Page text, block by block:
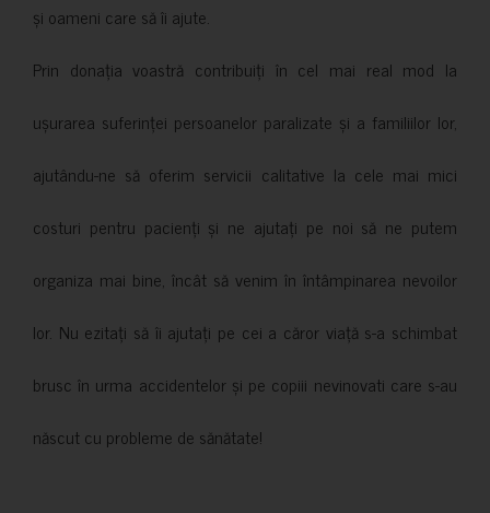
și oameni care să îi ajute.
Prin donația voastră contribuiți în cel mai real mod la
ușurarea suferinței persoanelor paralizate și a familiilor lor,
ajutându-ne să oferim servicii calitative la cele mai mici
costuri pentru pacienți și ne ajutați pe noi să ne putem
organiza mai bine, încât să venim în întâmpinarea nevoilor
lor. Nu ezitați să îi ajutați pe cei a căror viață s-a schimbat
brusc în urma accidentelor și pe copiii nevinovati care s-au
născut cu probleme de sănătate!